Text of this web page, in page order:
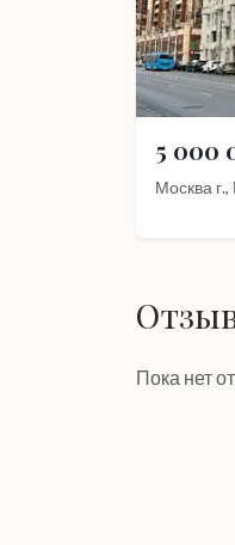
5 000
Москва
Пока нет